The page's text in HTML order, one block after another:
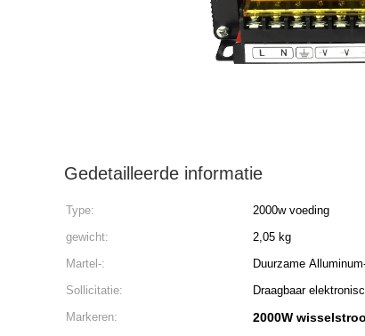
Gedetailleerde informatie
Type: 2000w voeding
gewicht:
2,05 kg
Martel-:
Duurzame
Sollicitatie:
Draagbaar
Markeren:
2000W